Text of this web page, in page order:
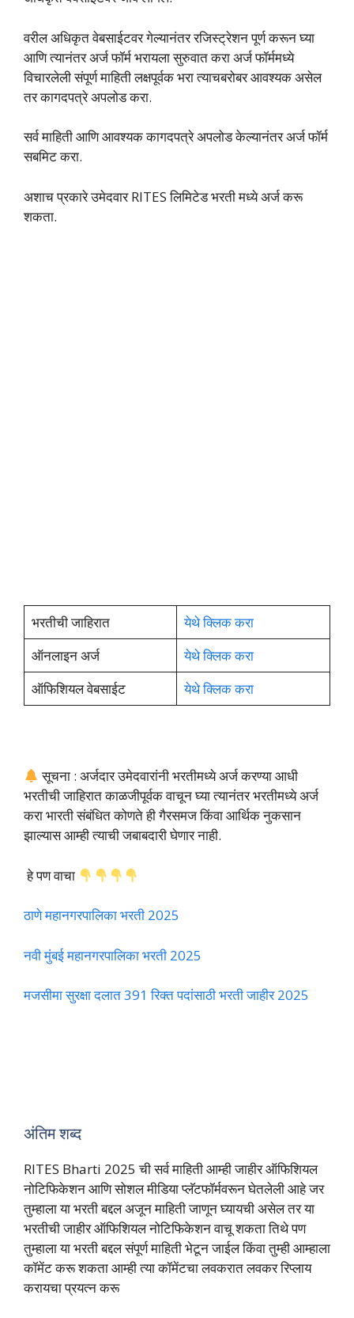
वरील अधिकृत वेबसाईटवर गेल्यानंतर रजिस्ट्रेशन पूर्ण करून घ्या
आणि त्यानंतर अर्ज फॉर्म भरायला सुरुवात करा अर्ज फॉर्ममध्ये
विचारलेली संपूर्ण माहिती लक्षपूर्वक भरा त्याचबरोबर आवश्यक असेल
तर कागदपत्रे अपलोड करा.
सर्व माहिती आणि आवश्यक कागदपत्रे अपलोड केल्यानंतर अर्ज फॉर्म
सबमिट करा.
अशाच प्रकारे उमेदवार RITES लिमिटेड भरती मध्ये अर्ज करू
शकता.
भरतीची जाहिरात
येथे क्लिक करा
ऑनलाइन अर्ज
येथे क्लिक करा
ऑफिशियल वेबसाईट
येथे क्लिक करा
सूचना : अर्जदार उमेदवारांनी भरतीमध्ये अर्ज करण्या आधी
भरतीची जाहिरात काळजीपूर्वक वाचून घ्या त्यानंतर भरतीमध्ये अर्ज
करा भारती संबंधित कोणते ही गैरसमज किंवा आर्थिक नुकसान
झाल्यास आम्ही त्याची जबाबदारी घेणार नाही.
हे पण वाचा
ठाणे महानगरपालिका भरती 2025
नवी मुंबई महानगरपालिका भरती 2025
मजसीमा सुरक्षा दलात 391 रिक्त पदांसाठी भरती जाहीर 2025
अंतिम शब्द
RITES Bharti 2025 ची सर्व माहिती आम्ही जाहीर ऑफिशियल
नोटिफिकेशन आणि सोशल मीडिया प्लॅटफॉर्मवरून घेतलेली आहे जर
तुम्हाला या भरती बद्दल अजून माहिती जाणून घ्यायची असेल तर या
भरतीची जाहीर ऑफिशियल नोटिफिकेशन वाचू शकता तिथे पण
तुम्हाला या भरती बद्दल संपूर्ण माहिती भेटून जाईल किंवा तुम्ही आम्हाला
कॉमेंट करू शकता आम्ही त्या कॉमेंटचा लवकरात लवकर रिप्लाय
करायचा प्रयत्न करू